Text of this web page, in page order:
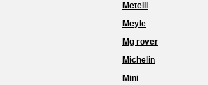
Metelli
Meyle
Mg rover
Michelin
Mini